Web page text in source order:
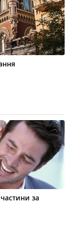
за